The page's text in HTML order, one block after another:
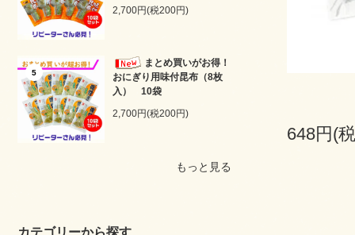
2,700円(税200円)
5
まとめ買いがお得！
おにぎり用味付昆布（8枚
入） 10袋
2,700円(税200円)
もっと見る
カテゴリーから探す
648円(